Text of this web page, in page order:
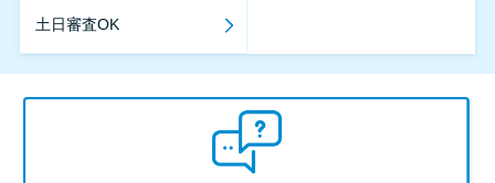
土日審査OK